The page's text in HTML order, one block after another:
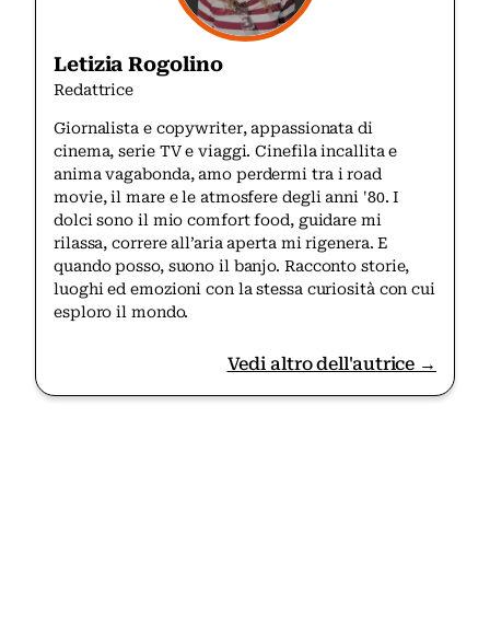
Letizia Rogolino
Redattrice
Giornalista e copywriter, appassionata di
cinema, serie TV e viaggi. Cinefila incallita e
anima vagabonda, amo perdermi tra i road
movie, il mare e le atmosfere degli anni '80. I
dolci sono il mio comfort food, guidare mi
rilassa, correre all’aria aperta mi rigenera. E
quando posso, suono il banjo. Racconto storie,
luoghi ed emozioni con la stessa curiosità con cui
esploro il mondo.
Vedi altro dell'autrice →